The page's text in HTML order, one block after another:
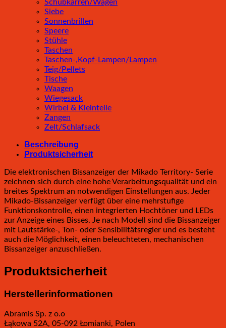
Schubkarren/Wagen
Siebe
Sonnenbrillen
Speere
Stühle
Taschen
Taschen-,Kopf-Lampen/Lampen
Teig/Pellets
Tische
Waagen
Wiegesack
Wirbel & Kleinteile
Zangen
Zelt/Schlafsack
Beschreibung
Produktsicherheit
Die elektronischen Bissanzeiger der Mikado Territory- Serie
zeichnen sich durch eine hohe Verarbeitungsqualität und ein
breites Spektrum an notwendigen Einstellungen aus. Jeder
Mikado-Bissanzeiger verfügt über eine mehrstufige
Funktionskontrolle, einen integrierten Hochtöner und LEDs
zur Anzeige eines Bisses. Je nach Modell sind die Bissanzeiger
mit Lautstärke-, Ton- oder Sensibilitätsregler und es besteht
auch die Möglichkeit, einen beleuchteten, mechanischen
Bissanzeiger anzuschließen.
Produktsicherheit
Herstellerinformationen
Abramis Sp. z o.o
Łąkowa 52A, 05-092 Łomianki, Polen